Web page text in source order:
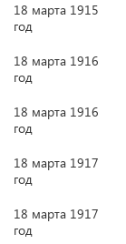
18 марта 1915
год
18 марта 1916
год
18 марта 1916
год
18 марта 1917
год
18 марта 1917
год